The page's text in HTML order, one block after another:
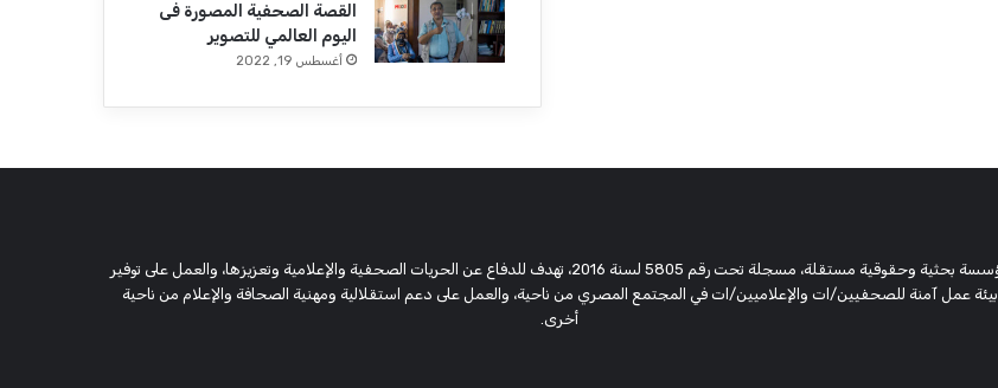
القصة الصحفية المصورة فى
اليوم العالمي للتصوير
أغسطس 19, 2022
مؤسسة بحثية وحقوقية مستقلة، مسجلة تحت رقم 5805 لسنة 2016، تهدف للدفاع عن الحريات الصحفية والإعلامية وتعزيزها، والعمل على توفير
بيئة عمل آمنة للصحفيين/ات والإعلاميين/ات في المجتمع المصري من ناحية، والعمل على دعم استقلالية ومهنية الصحافة والإعلام من ناحية
أخرى.